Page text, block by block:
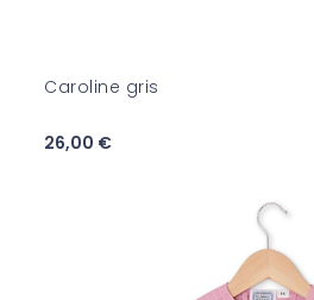
Caroline gris
26,00 €